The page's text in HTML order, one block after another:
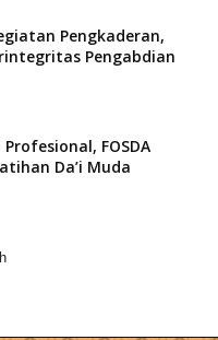
Pengkaderan,
Pengabdian
FOSDA
Da’i Muda